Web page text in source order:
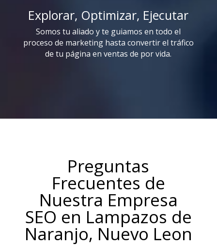
Explorar, Optimizar, Ejecutar
Somos tu aliado y te guiamos en todo el
proceso de marketing hasta convertir el tráfico
de tu página en ventas de por vida.
Preguntas
Frecuentes de
Nuestra Empresa
SEO en Lampazos de
Naranjo, Nuevo Leon